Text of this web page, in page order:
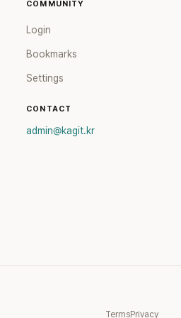
COMMUNITY
Login
Bookmarks
Settings
CONTACT
admin@kagit.kr
TermsPrivacy